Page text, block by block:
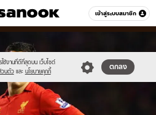
เข้าสู่ระบบสมาชิก
หมวดอื่นๆ
ใช้งานที่ดีที่สุดบน เว็บไซต์
วนตัว และ นโยบายคุกกี้
ตกลง